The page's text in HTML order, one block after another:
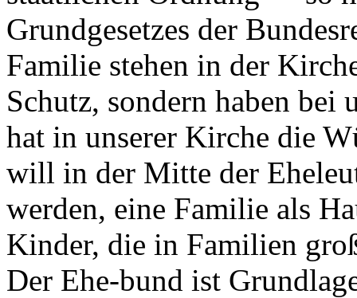
Grundgesetzes der
Familie stehen in der
Schutz, sondern haben bei
hat in unserer Kirche die
will in der Mitte der
werden, eine Familie als
Kinder, die in Familien
Der Ehe-bund ist